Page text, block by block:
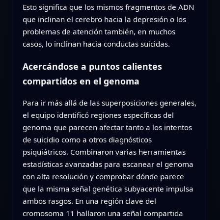
Esto significa que los mismos fragmentos de ADN
que inclinan el cerebro hacia la depresión o los
problemas de atención también, en muchos
casos, lo inclinan hacia conductas suicidas.
Acercándose a puntos calientes
compartidos en el genoma
Para ir más allá de las superposiciones generales,
el equipo identificó regiones específicas del
genoma que parecen afectar tanto a los intentos
de suicidio como a otros diagnósticos
psiquiátricos. Combinaron varias herramientas
estadísticas avanzadas para escanear el genoma
con alta resolución y comprobar dónde parece
que la misma señal genética subyacente impulsa
ambos rasgos. En una región clave del
cromosoma 11 hallaron una señal compartida